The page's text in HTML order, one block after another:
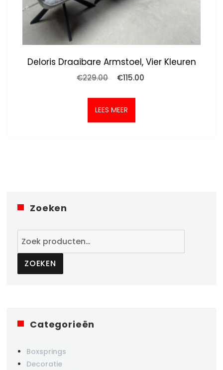
Deloris Draaibare Armstoel, Vier Kleuren
€229.00
Oorspronkelijke
was:
€229.00.
€115.00
LEES MEER
Zoeken
naar:
ZOEKEN
Categorieën
Boxsprings
Decoratie